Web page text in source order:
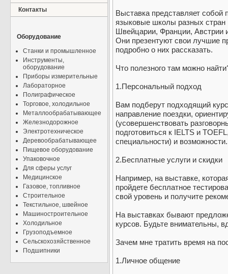
Контакты
Оборудование
Станки и промышленное
Инструменты,
оборудование
Приборы измерительные
Лабораторное
Полиграфическое
Торговое, холодильное
Металлообрабатывающее
Железнодорожное
Электротехническое
Деревообрабатывающее
Пищевое оборудование
Упаковочное
Для сферы услуг
Медицинское
Газовое, топливное
Строительное
Текстильное, швейное
Машиностроительное
Холодильное
Грузоподъемное
Сельскохозяйственное
Подшипники
Выставка представляет собой
языковые школы разных
Швейцарии, Франции, Австрии
Они презентуют свои лучшие
подробно о них рассказать.
Что полезного там можно
1.Персональный подход
Вам подберут подходящий
направление поездки,
(усовершенствовать
подготовиться к IELTS и
специальности) и возможности.
2.Бесплатные услуги и скидки
Например, на выставке,
пройдете бесплатное
свой уровень и получите
На выставках бывают
курсов. Будьте внимательны,
Зачем мне тратить время на
1.Личное общение